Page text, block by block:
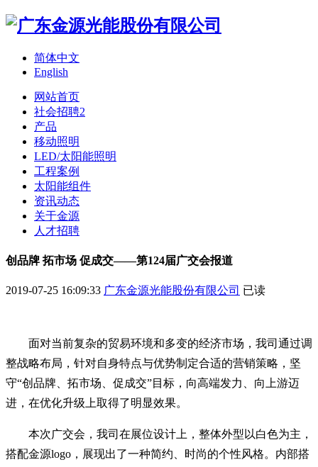
简体中文
English
网站首页
社会招聘2
产品
移动照明
LED/太阳能照明
工程案例
太阳能组件
资讯动态
关于金源
人才招聘
创品牌 拓市场 促成交——第124届广交会报道
2019-07-25 16:09:33 广东金源光能股份有限公司 已读
面对当前复杂的贸易环境和多变的经济市场，我司通过调
整战略布局，针对自身特点与优势制定合适的营销策略，坚
守“创品牌、拓市场、促成交”目标，向高端发力、向上游迈
进，在优化升级上取得了明显效果。
本次广交会，我司在展位设计上，整体外型以白色为主，
搭配金源logo，展现出了一种简约、时尚的个性风格。内部搭